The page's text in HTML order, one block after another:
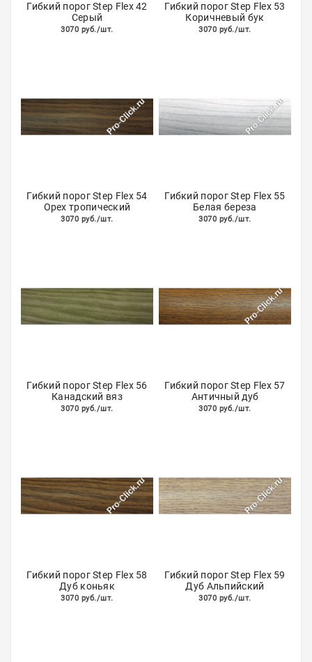
Гибкий порог Step Flex 42
Серый
3070 руб./шт.
Гибкий порог Step Flex 53
Коричневый бук
3070 руб./шт.
Гибкий порог Step Flex 54
Орех тропический
3070 руб./шт.
Гибкий порог Step Flex 55
Белая береза
3070 руб./шт.
Гибкий порог Step Flex 56
Канадский вяз
3070 руб./шт.
Гибкий порог Step Flex 57
Античный дуб
3070 руб./шт.
Гибкий порог Step Flex 58
Дуб коньяк
3070 руб./шт.
Гибкий порог Step Flex 59
Дуб Альпийский
3070 руб./шт.